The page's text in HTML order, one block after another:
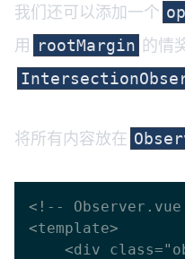
我们还可以添加一个
用 rootMargin 的情
将所有内容放在
<!--
<template>